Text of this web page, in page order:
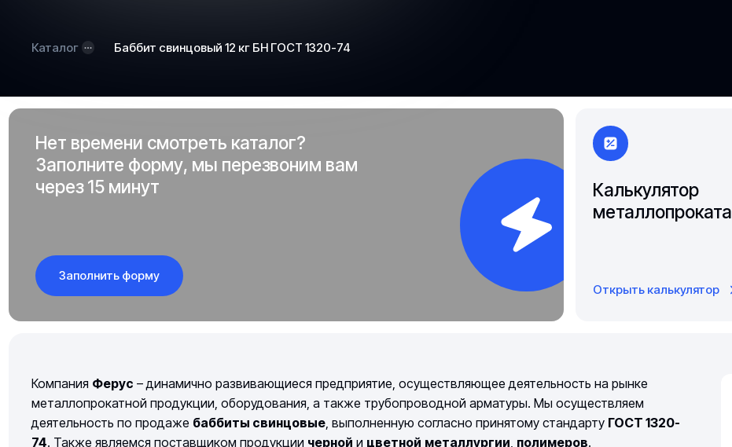
Каталог Баббит свинцовый 12 кг БН ГОСТ 1320-74
Нет времени смотреть каталог?
Заполните форму, мы перезвоним вам
через 15 минут
Заполнить форму
Калькулятор
металлопроката
Открыть калькулятор
Компания Ферус – динамично развивающиеся предприятие, осуществляющее деятельность на рынке
металлопрокатной продукции, оборудования, а также трубопроводной арматуры. Мы осуществляем
деятельность по продаже баббиты свинцовые, выполненную согласно принятому стандарту ГОСТ 1320-
74. Также являемся поставщиком продукции черной и цветной металлургии, полимеров.